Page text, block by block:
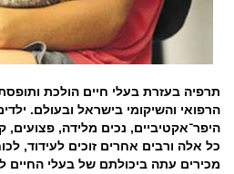
תרפיה בעזרת בעלי חיים הולכת
הרפואי והשיקומי בישראל ובעולם.
היפר־אקטיביים, נכים מלידה, פצועים,
כל אלה ורבים אחרים זוכים לעידוד,
מכירים עתה ביכולתם של בעלי החיים